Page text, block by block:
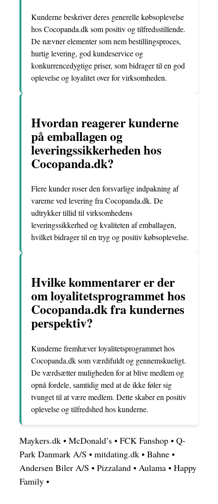
Kunderne beskriver deres generelle købsoplevelse
hos Cocopanda.dk som positiv og tilfredsstillende.
De nævner elementer som nem bestillingsproces,
hurtig levering, god kundeservice og
konkurrencedygtige priser, som bidrager til en god
oplevelse og loyalitet over for virksomheden.
Hvordan reagerer kunderne
på emballagen og
leveringssikkerheden hos
Cocopanda.dk?
Flere kunder roser den forsvarlige indpakning af
varerne ved levering fra Cocopanda.dk. De
udtrykker tillid til virksomhedens
leveringssikkerhed og kvaliteten af emballagen,
hvilket bidrager til en tryg og positiv købsoplevelse.
Hvilke kommentarer er der
om loyalitetsprogrammet hos
Cocopanda.dk fra kundernes
perspektiv?
Kunderne fremhæver loyalitetsprogrammet hos
Cocopanda.dk som værdifuldt og gennemskueligt.
De værdsætter muligheden for at blive medlem og
opnå fordele, samtidig med at de ikke føler sig
tvunget til at være medlem. Dette skaber en positiv
oplevelse og tilfredshed hos kunderne.
Maykers.dk • McDonald’s • FCK Fanshop • Q-
Park Danmark A/S • mitdating.dk • Bahne •
Andersen Biler A/S • Pizzaland • Aulama • Happy
Family •